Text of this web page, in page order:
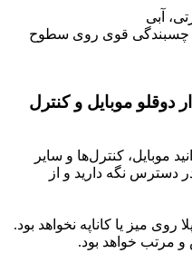
آبی
چسبندگی قوی روی سطوح
دوقلو موبایل و کنترل
موبایل، کنترل‌ها و سایر
دسترس نگه دارید و از
میز یا کاناپه نخواهد بود.
مرتب خواهد بود.